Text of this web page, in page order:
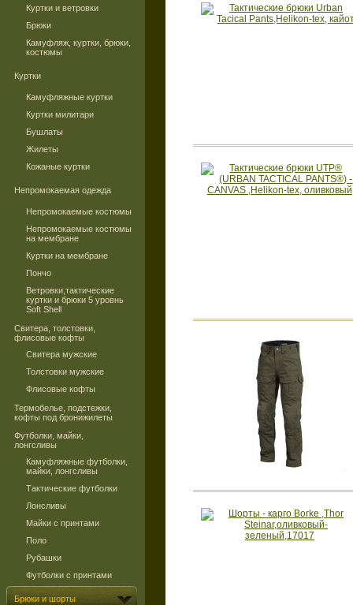
Куртки и ветровки
Брюки
Камуфляж, куртки, брюки,
костюмы
Куртки
Камуфляжные куртки
Куртки милитари
Бушлаты
Жилеты
Кожаные куртки
Непромокаемая одежда
Непромокаемые костюмы
Непромокаемые костюмы
на мембране
Куртки на мембране
Пончо
Ветровки,тактические
куртки и брюки 5 уровнь
Soft Shell
Свитера, толстовки,
флисовые кофты
Свитера мужские
Толстовки мужские
Флисовые кофты
Термобелье, подстежки,
кофты под бронижилеты
Футболки, майки,
лонгсливы
Камуфляжные футболки,
майки, лонгсливы
Тактические футболки
Лонсливы
Майки с принтами
Поло
Рубашки
Футболки с принтами
Брюки и шорты